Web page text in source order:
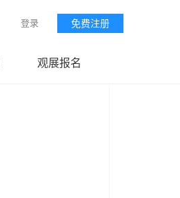
登录 免费注册
观展报名